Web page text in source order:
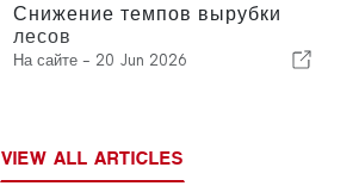
Снижение темпов вырубки
лесов
На сайте - 20 Jun 2026
VIEW ALL ARTICLES